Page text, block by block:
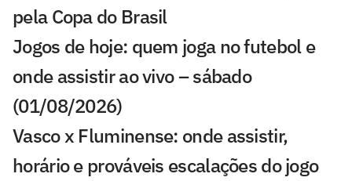
pela Copa do Brasil
Jogos de hoje: quem joga no futebol e
onde assistir ao vivo – sábado
(01/08/2026)
Vasco x Fluminense: onde assistir,
horário e prováveis escalações do jogo